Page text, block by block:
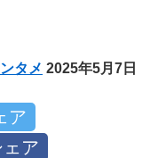
タメ 2025年5月7日
ア
ア